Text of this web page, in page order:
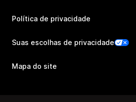
Política de privacidade
Suas escolhas de privacidade
Mapa do site